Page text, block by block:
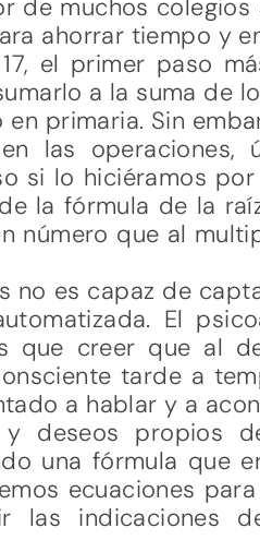
de muchos colegios
ahorrar tiempo y
el primer paso
a la suma de
primaria. Sin
las operaciones,
si lo hiciéramos
la fórmula de la
número que al
no es capaz de
El
que creer que al
tarde a
a hablar y a
deseos propios
una fórmula que
ecuaciones
las indicaciones